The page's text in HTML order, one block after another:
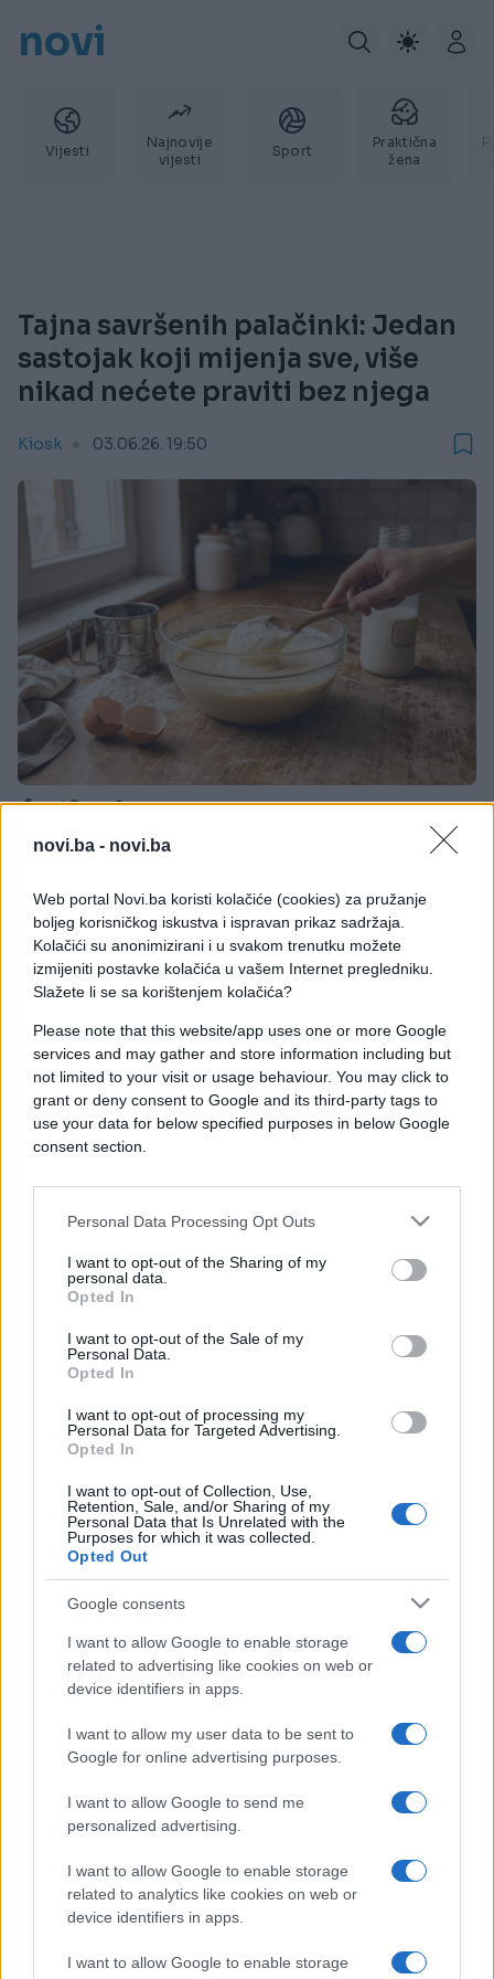
novi.ba - novi.ba
Web portal Novi.ba koristi kolačiće (cookies) za pružanje
boljeg korisničkog iskustva i ispravan prikaz sadržaja.
Kolačići su anonimizirani i u svakom trenutku možete
izmijeniti postavke kolačića u vašem Internet pregledniku.
Slažete li se sa korištenjem kolačića?
Please note that this website/app uses one or more Google
services and may gather and store information including but
not limited to your visit or usage behaviour. You may click to
grant or deny consent to Google and its third-party tags to
use your data for below specified purposes in below Google
consent section.
Personal Data Processing Opt Outs
I want to opt-out of the Sharing of my
personal data.
Opted In
I want to opt-out of the Sale of my
Personal Data.
Opted In
I want to opt-out of processing my
Personal Data for Targeted Advertising.
Opted In
I want to opt-out of Collection, Use,
Retention, Sale, and/or Sharing of my
Personal Data that Is Unrelated with the
Purposes for which it was collected.
Opted Out
Google consents
I want to allow Google to enable storage
related to advertising like cookies on web or
device identifiers in apps.
I want to allow my user data to be sent to
Google for online advertising purposes.
I want to allow Google to send me
personalized advertising.
I want to allow Google to enable storage
related to analytics like cookies on web or
device identifiers in apps.
I want to allow Google to enable storage
novi
Vijesti
Najnovije
vijesti
Sport
Praktična
žena
Tajna savršenih palačinki: Jedan
sastojak koji mijenja sve, više
nikad nećete praviti bez njega
Kiosk 03.06.26. 19:50
Iako se smjesa za palačinke uglavnom smatra
se tope u ustima često se krije u jednom
neočekivanom sastojku koji većina ljudi već ima u
frižideru.
Riječ je o kiseloj pavlaci, koja u potpunosti mijenja
teksturu tijesta i daje palačinkama mekoću i
elastičnost koju je teško postići klasičnim
receptom.
Za razliku od mineralne vode koja smjesu samo
ostaju mekane i dugo nakon pečenja.
Na pola litre mlijeka i dva jaja preporučuje se
dodati oko dvije kašike kisele pavlake, uz brašno,
malo soli, ulja i po želji gaziranu vodu.
Važan korak je i odmaranje smjese prije pečenja, jer
upravo tada tijesto dobija punu strukturu i bolju
teksturu.
Ovaj mali trik mnogi smatraju ključnim za palačinke
koje ne pucaju i koje ostaju savršeno mekane i
savitljive.